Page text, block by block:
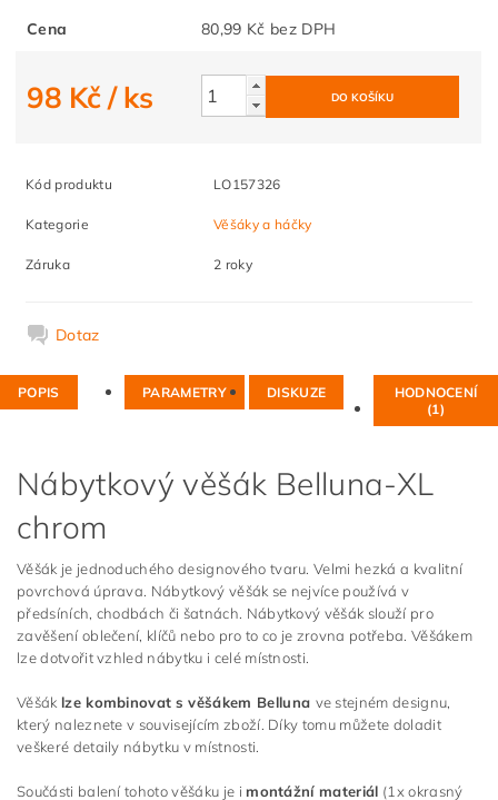
Cena 80,99 Kč bez DPH
98 Kč/ ks
Kód produktu LO157326
Kategorie Věšáky a háčky
Záruka 2 roky
Dotaz
POPIS PARAMETRY DISKUZE
HODNOCENÍ
(1)
Nábytkový věšák Belluna-XL
chrom
Věšák je jednoduchého designového tvaru. Velmi hezká a kvalitní
povrchová úprava. Nábytkový věšák se nejvíce používá v
předsíních, chodbách či šatnách. Nábytkový věšák slouží pro
zavěšení oblečení, klíčů nebo pro to co je zrovna potřeba. Věšákem
lze dotvořit vzhled nábytku i celé místnosti.
Věšák lze kombinovat s věšákem Belluna ve stejném designu,
který naleznete v souvisejícím zboží. Díky tomu můžete doladit
veškeré detaily nábytku v místnosti.
Součásti balení tohoto věšáku je imontážní materiál (1x okrasný